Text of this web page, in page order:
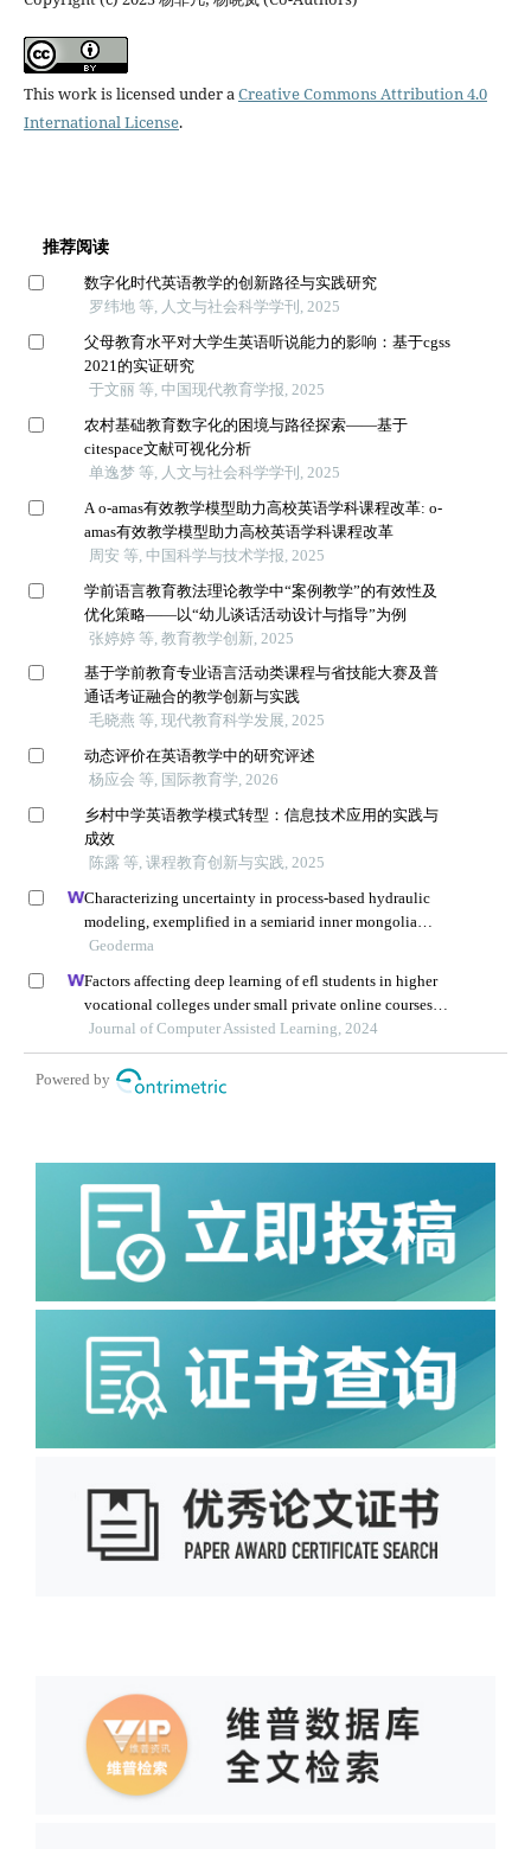
This work is licensed under aCreative Commons Attribution 4.0
International License.
推荐阅读
数字化时代英语教学的创新路径与实践研究
罗纬地 等, 人文与社会科学学刊, 2025
父母教育水平对大学生英语听说能力的影响：基于cgss
2021的实证研究
于文丽 等, 中国现代教育学报, 2025
农村基础教育数字化的困境与路径探索——基于
citespace文献可视化分析
单逸梦 等, 人文与社会科学学刊, 2025
A o-amas有效教学模型助力高校英语学科课程改革: o-
amas有效教学模型助力高校英语学科课程改革
周安 等, 中国科学与技术学报, 2025
学前语言教育教法理论教学中“案例教学”的有效性及
优化策略——以“幼儿谈话活动设计与指导”为例
张婷婷 等, 教育教学创新, 2025
基于学前教育专业语言活动类课程与省技能大赛及普
通话考证融合的教学创新与实践
毛晓燕 等, 现代教育科学发展, 2025
动态评价在英语教学中的研究评述
杨应会 等, 国际教育学, 2026
乡村中学英语教学模式转型：信息技术应用的实践与
成效
陈露 等, 课程教育创新与实践, 2025
Characterizing uncertainty in process-based hydraulic
modeling, exemplified in a semiarid inner mongolia
steppe
Geoderma
Factors affecting deep learning of efl students in higher
vocational colleges under small private online courses-
based settings: a grounded theory approach
Journal of Computer Assisted Learning, 2024
Powered by